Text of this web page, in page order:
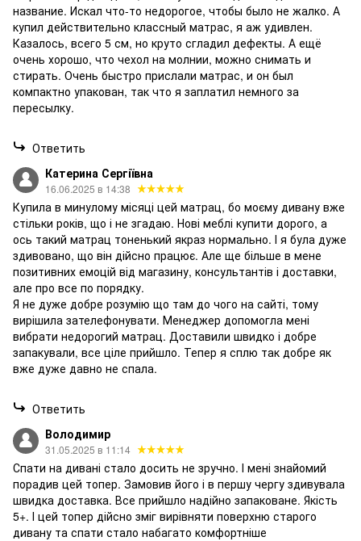
название. Искал что-то недорогое, чтобы было не жалко. А
купил действительно классный матрас, я аж удивлен.
Казалось, всего 5 см, но круто сгладил дефекты. А ещё
очень хорошо, что чехол на молнии, можно снимать и
стирать. Очень быстро прислали матрас, и он был
компактно упакован, так что я заплатил немного за
пересылку.
Ответить
Катерина Сергіївна
16.06.2025 в 14:38
Купила в минулому місяці цей матрац, бо моєму дивану вже
стільки років, що і не згадаю. Нові меблі купити дорого, а
ось такий матрац тоненький якраз нормально. І я була дуже
здивовано, що він дійсно працює. Але ще більше в мене
позитивних емоцій від магазину, консультантів і доставки,
але про все по порядку.
Я не дуже добре розумію що там до чого на сайті, тому
вирішила зателефонувати. Менеджер допомогла мені
вибрати недорогий матрац. Доставили швидко і добре
запакували, все ціле прийшло. Тепер я сплю так добре як
вже дуже давно не спала.
Ответить
Володимир
31.05.2025 в 11:14
Спати на дивані стало досить не зручно. І мені знайомий
порадив цей топер. Замовив його і в першу чергу здивувала
швидка доставка. Все прийшло надійно запаковане. Якість
5+. І цей топер дійсно зміг вирівняти поверхню старого
дивану та спати стало набагато комфортніше